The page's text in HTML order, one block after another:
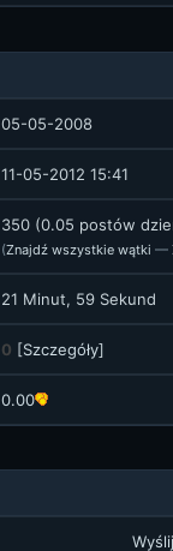
05-05-2008
11-05-2012 15:41
350 (0.05 postów
(Znajdź wszystkie wątki —
21 Minut, 59 Sekund
0 [Szczegóły]
0.00